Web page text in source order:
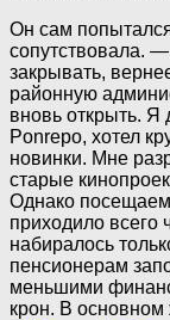
Он сам
сопутствовала. —
закрывать,
районную
вновь открыть. Я
Ponrepo, хотел
новинки. Мне
старые
Однако
приходило всего
набиралось
пенсионерам
меньшими
крон. В